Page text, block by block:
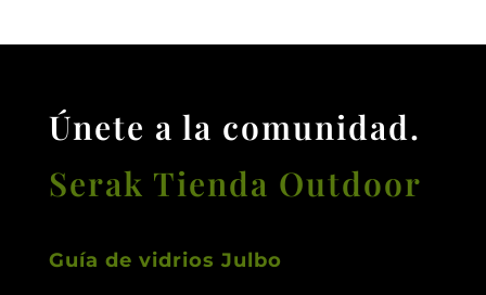
Únete a la comunidad.
Serak Tienda Outdoor
Guía de vidrios Julbo